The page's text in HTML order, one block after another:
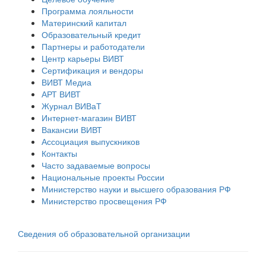
Программа лояльности
Материнский капитал
Образовательный кредит
Партнеры и работодатели
Центр карьеры ВИВТ
Сертификация и вендоры
ВИВТ Медиа
АРТ ВИВТ
Журнал ВИВаТ
Интернет-магазин ВИВТ
Вакансии ВИВТ
Ассоциация выпускников
Контакты
Часто задаваемые вопросы
Национальные проекты России
Министерство науки и высшего образования РФ
Министерство просвещения РФ
Сведения об образовательной организации